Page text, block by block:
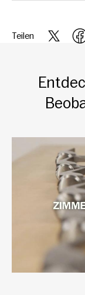
Teilen